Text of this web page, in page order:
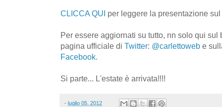
CLICCA QUI per leggere la presentazione sul
Per essere aggiornati su tutto, nn solo qui
pagina ufficiale di Twitter: @carlettoweb e
Facebook.
Si parte... L'estate è arrivata!!!!
- luglio 05, 2012